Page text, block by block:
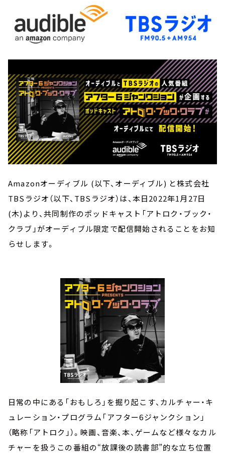
Amazonオーディブル (以下、オーディブル) と株式会社
TBSラジオ（以下、TBSラジオ）は、本日2022年1月27日
(木)より、共同制作のポッドキャスト「アトロク・ブック・
クラブ」がオーディブル限定で配信開始されることをお知
らせします。
日常の中にある「おもしろ」を掘り起こす、カルチャー・キ
ュレーション・プログラム「アフター6ジャンクション」
（略称「アトロク」）。映画、音楽、本、ゲームなど様々なカル
チャーを扱うこの番組の“放課後の読書部”的な立ち位置